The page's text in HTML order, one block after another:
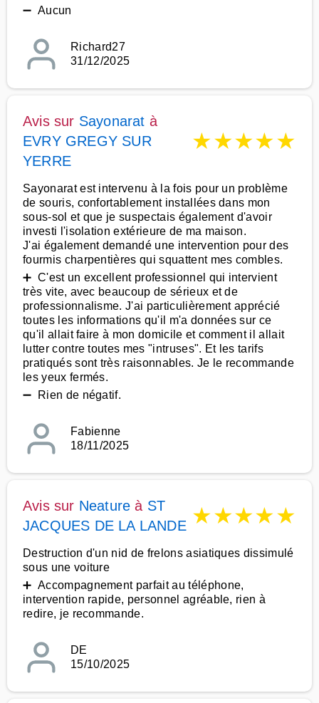
➖ Aucun
Richard27
31/12/2025
Avis sur Sayonarat à
EVRY GREGY SUR
YERRE
★★★★★
Sayonarat est intervenu à la fois pour un problème
de souris, confortablement installées dans mon
sous-sol et que je suspectais également d'avoir
investi l'isolation extérieure de ma maison.
J'ai également demandé une intervention pour des
fourmis charpentières qui squattent mes combles.
➕ C'est un excellent professionnel qui intervient
très vite, avec beaucoup de sérieux et de
professionnalisme. J'ai particulièrement apprécié
toutes les informations qu'il m'a données sur ce
qu'il allait faire à mon domicile et comment il allait
lutter contre toutes mes "intruses". Et les tarifs
pratiqués sont très raisonnables. Je le recommande
les yeux fermés.
➖ Rien de négatif.
Fabienne
18/11/2025
Avis sur Neature à ST
JACQUES DE LA LANDE ★★★★★
Destruction d'un nid de frelons asiatiques dissimulé
sous une voiture
➕ Accompagnement parfait au téléphone,
intervention rapide, personnel agréable, rien à
redire, je recommande.
DE
15/10/2025